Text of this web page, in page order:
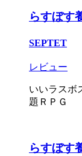
らすぼす
SEPTET
レビュー
いいラスボ
題ＲＰＧ
らすぼす